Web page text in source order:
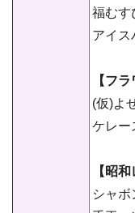
福むす
アイス
【フ
(仮)よ
ケレー
【昭
シャ